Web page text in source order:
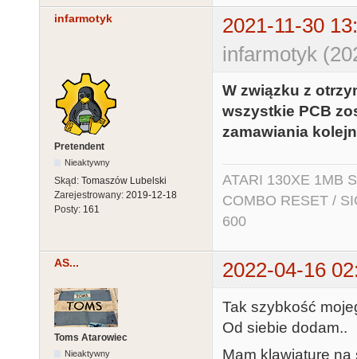
infarmotyk
2021-11-30
infarmotyk
Pretendent
Nieaktywny
Skąd: Tomaszów Lubelski
Zarejestrowany: 2019-12-18
Posty: 161
W związku z
wszystkie PCB
zamawiania
ATARI 130XE 1MB
COMBO RESET /
600
AS... 2022-04-16
Toms Atarowiec
Nieaktywny
Tak szybkość
Od siebie dodam..
Mam klawiaturę